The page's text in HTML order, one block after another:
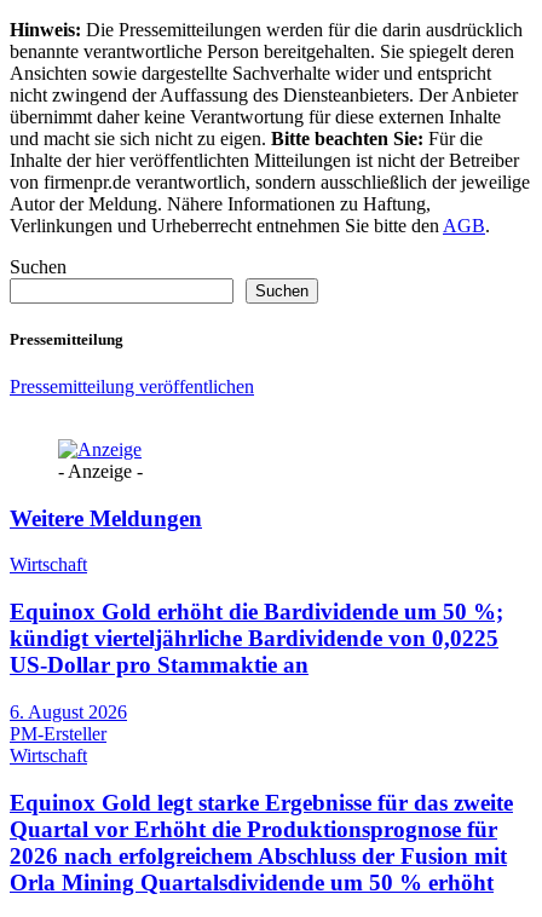
Hinweis: Die Pressemitteilungen werden für die darin ausdrücklich
benannte verantwortliche Person bereitgehalten. Sie spiegelt deren
Ansichten sowie dargestellte Sachverhalte wider und entspricht
nicht zwingend der Auffassung des Diensteanbieters. Der Anbieter
übernimmt daher keine Verantwortung für diese externen Inhalte
und macht sie sich nicht zu eigen. Bitte beachten Sie: Für die
Inhalte der hier veröffentlichten Mitteilungen ist nicht der Betreiber
von firmenpr.de verantwortlich, sondern ausschließlich der jeweilige
Autor der Meldung. Nähere Informationen zu Haftung,
Verlinkungen und Urheberrecht entnehmen Sie bitte den AGB.
Suchen
Suchen
Pressemitteilung
Pressemitteilung veröffentlichen
- Anzeige -
Weitere Meldungen
Wirtschaft
Equinox Gold erhöht die Bardividende um 50 %;
kündigt vierteljährliche Bardividende von 0,0225
US-Dollar pro Stammaktie an
6. August 2026
PM-Ersteller
Wirtschaft
Equinox Gold legt starke Ergebnisse für das zweite
Quartal vor Erhöht die Produktionsprognose für
2026 nach erfolgreichem Abschluss der Fusion mit
Orla Mining Quartalsdividende um 50 % erhöht